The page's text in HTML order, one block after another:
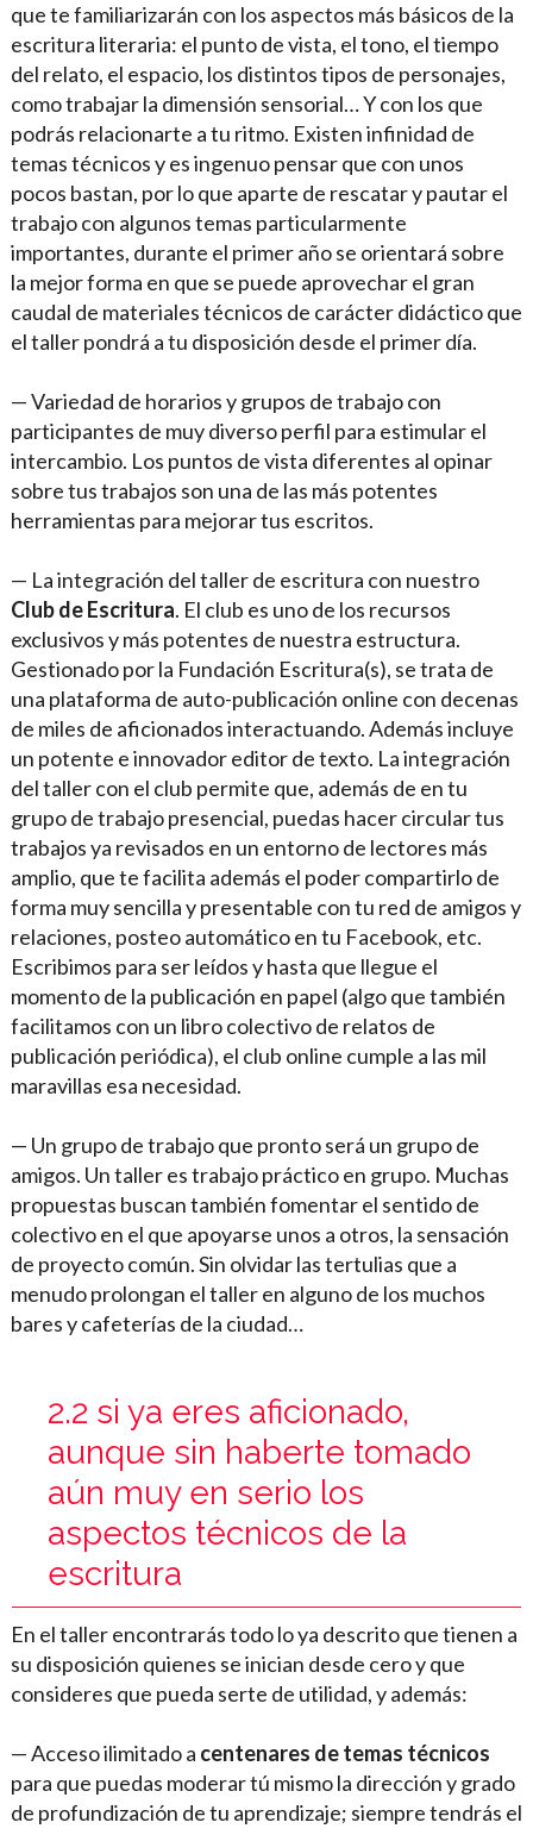
que te familiarizarán con los aspectos más básicos de la
escritura literaria: el punto de vista, el tono, el tiempo
del relato, el espacio, los distintos tipos de personajes,
como trabajar la dimensión sensorial… Y con los que
podrás relacionarte a tu ritmo. Existen infinidad de
temas técnicos y es ingenuo pensar que con unos
pocos bastan, por lo que aparte de rescatar y pautar el
trabajo con algunos temas particularmente
importantes, durante el primer año se orientará sobre
la mejor forma en que se puede aprovechar el gran
caudal de materiales técnicos de carácter didáctico que
el taller pondrá a tu disposición desde el primer día.
— Variedad de horarios y grupos de trabajo con
participantes de muy diverso perfil para estimular el
intercambio. Los puntos de vista diferentes al opinar
sobre tus trabajos son una de las más potentes
herramientas para mejorar tus escritos.
— La integración del taller de escritura con nuestro
Club de Escritura. El club es uno de los recursos
exclusivos y más potentes de nuestra estructura.
Gestionado por la Fundación Escritura(s), se trata de
una plataforma de auto-publicación online con decenas
de miles de aficionados interactuando. Además incluye
un potente e innovador editor de texto. La integración
del taller con el club permite que, además de en tu
grupo de trabajo presencial, puedas hacer circular tus
trabajos ya revisados en un entorno de lectores más
amplio, que te facilita además el poder compartirlo de
forma muy sencilla y presentable con tu red de amigos y
relaciones, posteo automático en tu Facebook, etc.
Escribimos para ser leídos y hasta que llegue el
momento de la publicación en papel (algo que también
facilitamos con un libro colectivo de relatos de
publicación periódica), el club online cumple a las mil
maravillas esa necesidad.
— Un grupo de trabajo que pronto será un grupo de
amigos. Un taller es trabajo práctico en grupo. Muchas
propuestas buscan también fomentar el sentido de
colectivo en el que apoyarse unos a otros, la sensación
de proyecto común. Sin olvidar las tertulias que a
menudo prolongan el taller en alguno de los muchos
bares y cafeterías de la ciudad…
2.2 si ya eres aficionado,
aunque sin haberte tomado
aún muy en serio los
aspectos técnicos de la
escritura
En el taller encontrarás todo lo ya descrito que tienen a
su disposición quienes se inician desde cero y que
consideres que pueda serte de utilidad, y además:
— Acceso ilimitado a centenares de temas técnicos
para que puedas moderar tú mismo la dirección y grado
de profundización de tu aprendizaje; siempre tendrás el